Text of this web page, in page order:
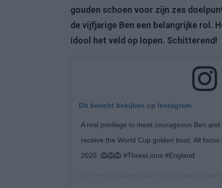
gouden schoen voor zijn zes
de vijfjarige Ben een belangrijke rol.
idool het veld op lopen. Schitterend!
Dit bericht bekijken op Instagram
A real privilege to meet courageous Ben
receive the World Cup golden boot. All
2020. 🦁🦁🦁 #ThreeLions #England